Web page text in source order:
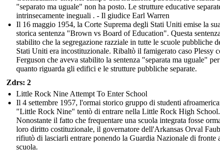
"separato ma uguale" non ha posto. Le strutture educative
intrinsecamente ineguali . - Il giudice Earl Warren
Il 16 maggio 1954, la Corte Suprema degli Stati Uniti emise la
storica sentenza "Brown vs Board of Education". Questa
stabilito che la segregazione razziale in tutte le scuole pubbliche
Stati Uniti era incostituzionale. Ribaltò il famigerato caso Plessy
Ferguson che aveva stabilito la sentenza "separata ma uguale" per
quanto riguarda gli edifici e le strutture pubbliche separate.
Zdrs: 2
Little Rock Nine Attempt To Enter School
Il 4 settembre 1957, l'ormai storico gruppo di studenti
"Little Rock Nine" tentò di entrare nella Little Rock High School.
Nonostante il fatto che frequentare una scuola integrata fosse
loro diritto costituzionale, il governatore dell'Arkansas Orval
rifiutò di lasciarli entrare ponendo la Guardia Nazionale di fronte
scuola.